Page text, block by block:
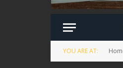
YOU ARE AT: